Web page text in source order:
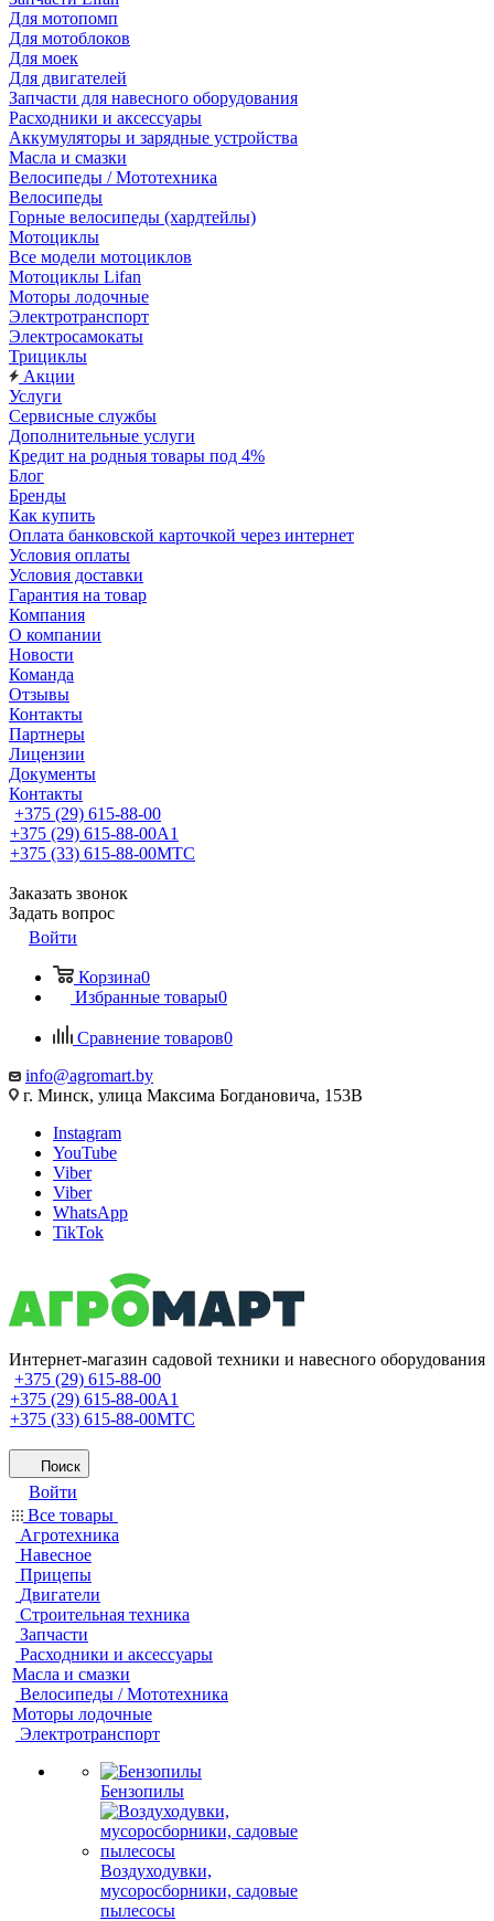
Для мотопомп
Для мотоблоков
Для моек
Для двигателей
Запчасти для навесного оборудования
Расходники и аксессуары
Аккумуляторы и зарядные устройства
Масла и смазки
Велосипеды / Мототехника
Велосипеды
Горные велосипеды (хардтейлы)
Мотоциклы
Все модели мотоциклов
Мотоциклы Lifan
Моторы лодочные
Электротранспорт
Электросамокаты
Трициклы
Акции
Услуги
Сервисные службы
Дополнительные услуги
Кредит на родныя товары под 4%
Блог
Бренды
Как купить
Оплата банковской карточкой через интернет
Условия оплаты
Условия доставки
Гарантия на товар
Компания
О компании
Новости
Команда
Отзывы
Контакты
Партнеры
Лицензии
Документы
Контакты
+375 (29) 615-88-00
+375 (29) 615-88-00A1
+375 (33) 615-88-00МТС
Заказать звонок
Задать вопрос
Войти
Корзина0
Избранные товары0
Сравнение товаров0
info@agromart.by
г. Минск, улица Максима Богдановича, 153В
Instagram
YouTube
Viber
Viber
WhatsApp
TikTok
Интернет-магазин садовой техники и навесного оборудования
+375 (29) 615-88-00
+375 (29) 615-88-00A1
+375 (33) 615-88-00МТС
Поиск
Войти
Все товары
Агротехника
Навесное
Прицепы
Двигатели
Строительная техника
Запчасти
Расходники и аксессуары
Масла и смазки
Велосипеды / Мототехника
Моторы лодочные
Электротранспорт
Бензопилы
Воздуходувки,
мусоросборники, cадовые
пылесосы